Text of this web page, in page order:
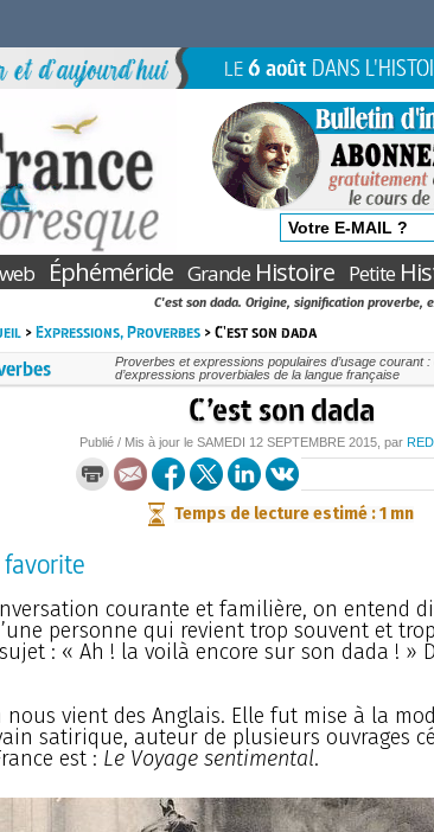
LE6 août DANS
web Éphéméride GrandeHistoire Petite
C'est son dada. Origine, signification proverbe,
>Expressions, Proverbes> C'est son dada
Proverbes et expressions populaires d’usage courant :
d’expressions proverbiales de la langue française
C’est son dada
Publié / Mis à jour le SAMEDI 12 SEPTEMBRE 2015, par
Temps de lecture estimé : 1 mn
favorite
courante et familière, on entend
personne qui revient trop souvent et
: « Ah ! la voilà encore sur son dada ! »
nous vient des Anglais. Elle fut mise à la
satirique, auteur de plusieurs ouvrages
est : Le Voyage sentimental.